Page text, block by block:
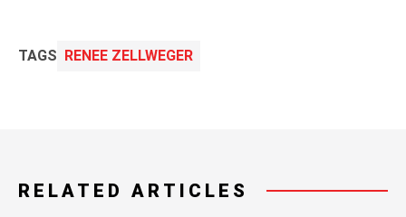
TAGS RENEE ZELLWEGER
RELATED ARTICLES